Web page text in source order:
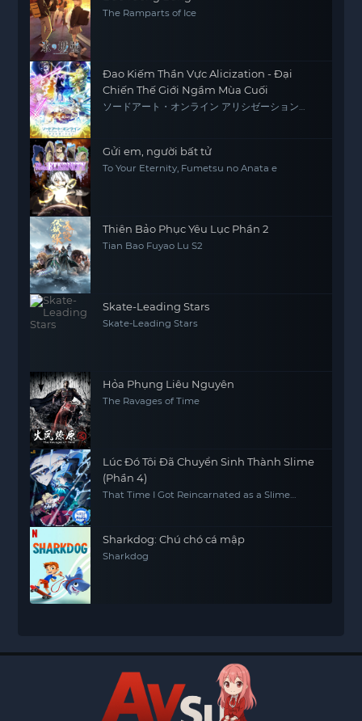
The Ramparts of Ice
Đao Kiếm Thần Vực Alicization - Đại
Chiến Thế Giới Ngầm Mùa Cuối
ソードアート・オンライン アリシゼーション
Gửi em, người bất tử
To Your Eternity, Fumetsu no Anata e
Thiên Bảo Phục Yêu Lục Phần 2
Tian Bao Fuyao Lu S2
Skate-Leading Stars
Skate-Leading Stars
Hỏa Phụng Liêu Nguyên
The Ravages of Time
Lúc Đó Tôi Đã Chuyển Sinh Thành Slime
(Phần 4)
That Time I Got Reincarnated as a Slime
Sharkdog: Chú chó cá mập
Sharkdog